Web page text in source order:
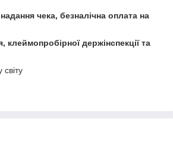
чека, безналічна оплата на
клеймопробірної держінспекції та